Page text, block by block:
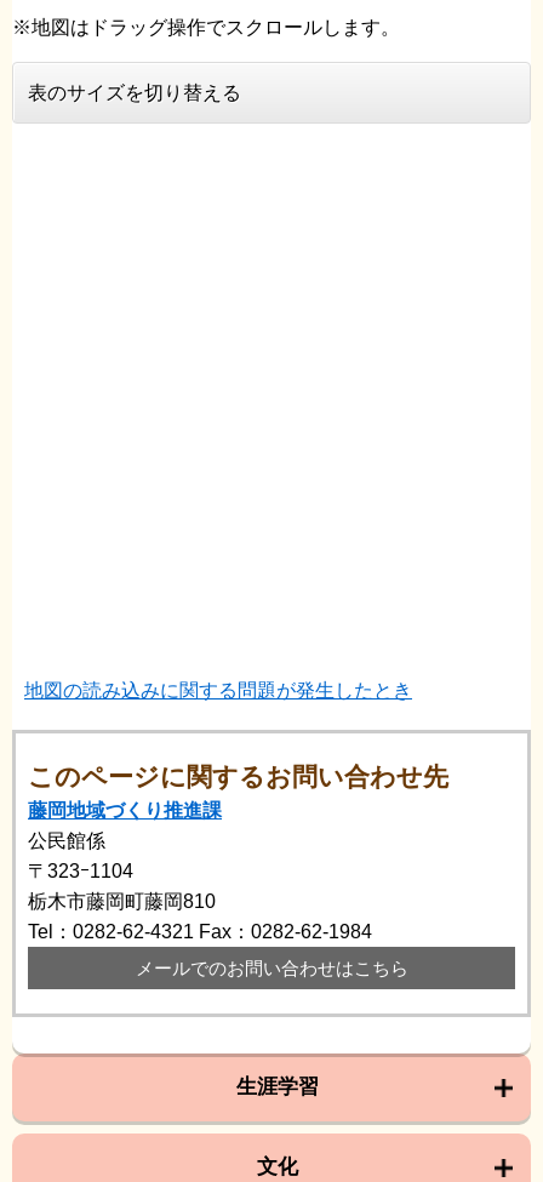
※地図はドラッグ操作でスクロールします。
表のサイズを切り替える
地図の読み込みに関する問題が発生したとき
このページに関するお問い合わせ先
藤岡地域づくり推進課
公民館係
〒323ｰ1104
栃木市藤岡町藤岡810
Tel：0282-62-4321 Fax：0282-62-1984
メールでのお問い合わせはこちら
生涯学習
文化